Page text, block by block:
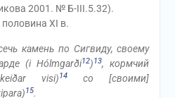
2001. № Б-III.5.32).
XI в.
камень по Сигвиду, своему
(i Hólmgarði12)13, кормчий
visi)14
со [своими]
15.